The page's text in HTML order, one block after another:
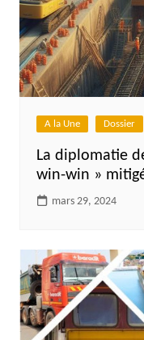
A la Une Dossier
La diplomatie
win-win »
mars 29, 2024